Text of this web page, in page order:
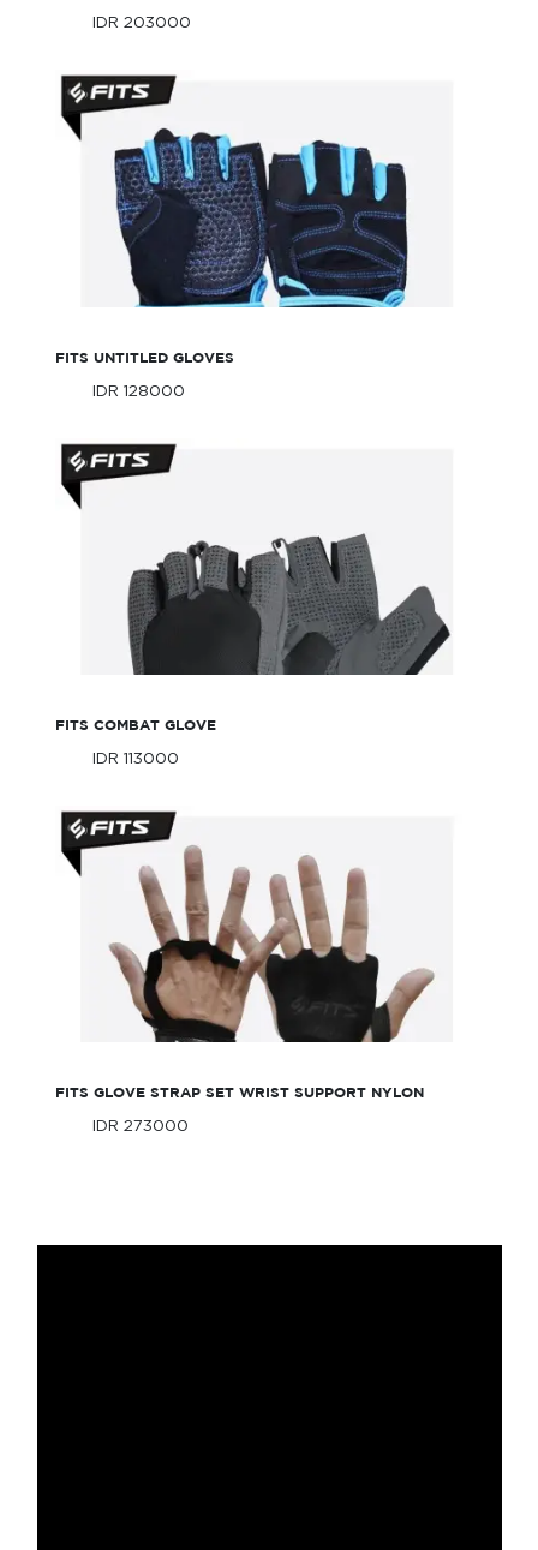
IDR 203000
IDR 203000
FITS UNTITLED GLOVES
IDR 128000
Fits Untitled Gloves
IDR 128000
FITS COMBAT GLOVE
IDR 113000
FITS Combat Glove
IDR 113000
FITS GLOVE STRAP SET WRIST SUPPORT NYLON
IDR 273000
FITS Glove Strap Set Wrist Support Nylon
IDR 273000